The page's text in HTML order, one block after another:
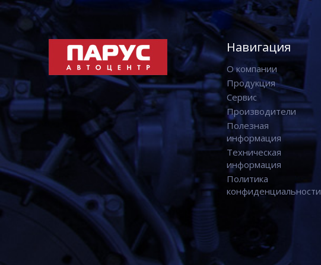
Навигация
О компании
Продукция
Сервис
Производители
Полезная
информация
Техническая
информация
Политика
конфиденциальности